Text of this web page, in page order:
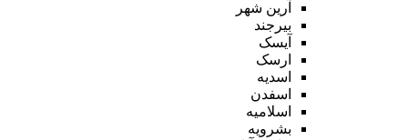
آرین شهر
بیرجند
آیسک
ارسک
اسدیه
اسفدن
اسلامیه
بشرویه